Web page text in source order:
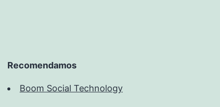
Recomendamos
Boom Social Technology